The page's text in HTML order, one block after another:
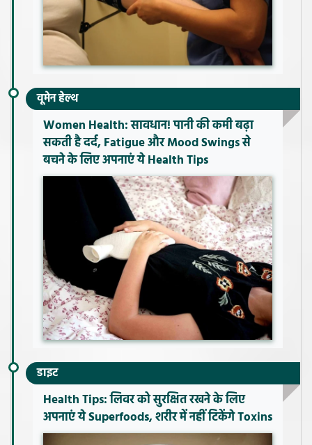
वूमेन हेल्थ
Women Health: सावधान! पानी की कमी बढ़ा
सकती है दर्द, Fatigue और Mood Swings से
बचने के लिए अपनाएं ये Health Tips
डाइट
Health Tips: लिवर को सुरक्षित रखने के लिए
अपनाएं ये Superfoods, शरीर में नहीं टिकेंगे Toxins